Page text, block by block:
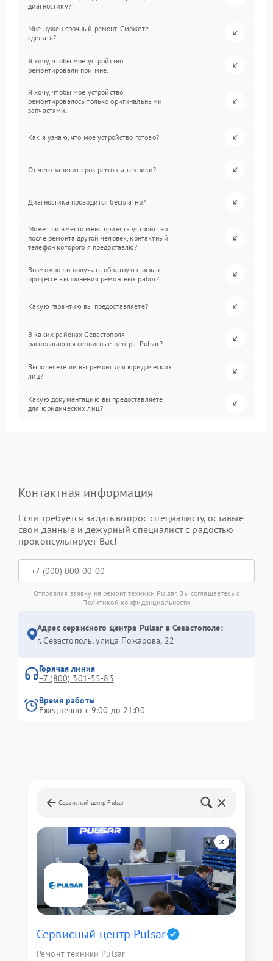
диагностику?
Мне нужен срочный ремонт. Сможете
сделать?
Я хочу, чтобы мое устройство
ремонтировали при мне.
Я хочу, чтобы мое устройство
ремонтировалось только оригинальными
запчастями.
Как я узнаю, что мое устройство готово?
От чего зависит срок ремонта техники?
Диагностика проводится бесплатно?
Может ли вместо меня принять устройство
после ремонта другой человек, контактный
телефон которого я предоставлю?
Возможно ли получать обратную связь в
процессе выполнения ремонтных работ?
Какую гарантию вы предоставляете?
В каких районах Севастополя
располагаются сервисные центры Pulsar?
Выполняете ли вы ремонт для юридических
лиц?
Какую документацию вы предоставляете
для юридических лиц?
Контактная информация
Если требуется задать вопрос специалисту, оставьте
свои данные и дежурный специалист с радостью
проконсультирует Вас!
Отправляя заявку на ремонт техники Pulsar, Вы соглашаетесь с
Политикой конфиденциальности
Адрес сервисного центра Pulsar в Севастополе:
г. Севастополь, улица Пожарова, 22
Горячая линия
+7 (800) 301-55-83
Время работы
Ежедневно с 9:00 до 21:00
Сервисный центр Pulsar
Сервисный центр Pulsar
Ремонт техники Pulsar